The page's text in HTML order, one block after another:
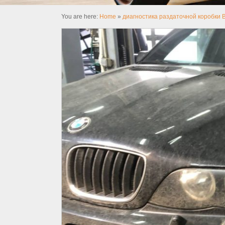
You are here: Home » диагностика раздаточной коробки